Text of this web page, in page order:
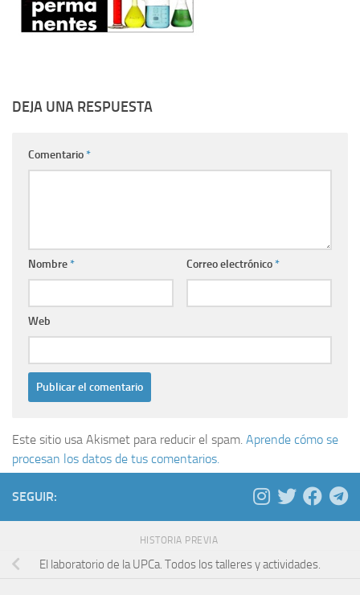
DEJA UNA RESPUESTA
Comentario*
Nombre* Correo electrónico*
Web
Este sitio usa Akismet para reducir el spam. Aprende cómo se
procesan los datos de tus comentarios.
SEGUIR:
HISTORIA PREVIA
El laboratorio de la UPCa. Todos los talleres y actividades.